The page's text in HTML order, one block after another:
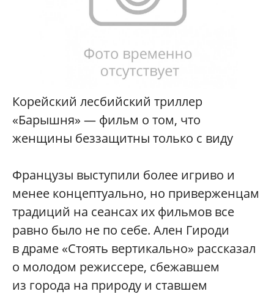
Корейский лесбийский триллер
«Барышня» — фильм о том, что
женщины беззащитны только с виду
Французы выступили более игриво и
менее концептуально, но приверженцам
традиций на сеансах их фильмов все
равно было не по себе. Ален Гироди
в драме «Стоять вертикально» рассказал
о молодом режиссере, сбежавшем
из города на природу и ставшем